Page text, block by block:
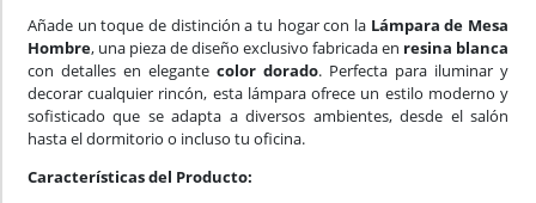
Añade un toque de distinción a tu hogar con la Lámpara de Mesa
Hombre, una pieza de diseño exclusivo fabricada en resina blanca
con detalles en elegante color dorado. Perfecta para iluminar y
decorar cualquier rincón, esta lámpara ofrece un estilo moderno y
sofisticado que se adapta a diversos ambientes, desde el salón
hasta el dormitorio o incluso tu oficina.
Características del Producto: